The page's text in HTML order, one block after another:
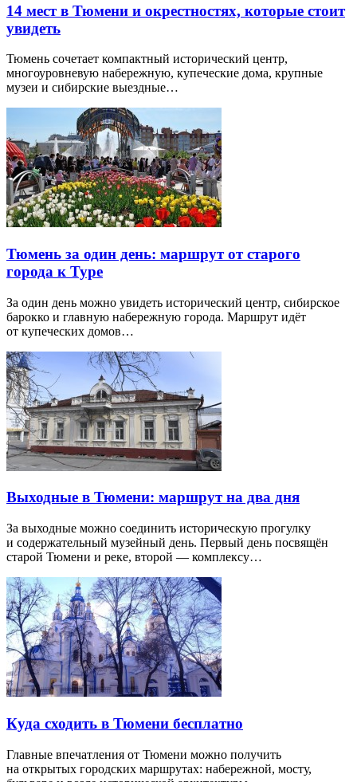
14 мест в Тюмени и окрестностях, которые стоит
увидеть
Тюмень сочетает компактный исторический центр,
многоуровневую набережную, купеческие дома, крупные
музеи и сибирские выездные…
Тюмень за один день: маршрут от старого
города к Туре
За один день можно увидеть исторический центр, сибирское
барокко и главную набережную города. Маршрут идёт
от купеческих домов…
Выходные в Тюмени: маршрут на два дня
За выходные можно соединить историческую прогулку
и содержательный музейный день. Первый день посвящён
старой Тюмени и реке, второй — комплексу…
Куда сходить в Тюмени бесплатно
Главные впечатления от Тюмени можно получить
на открытых городских маршрутах: набережной, мосту,